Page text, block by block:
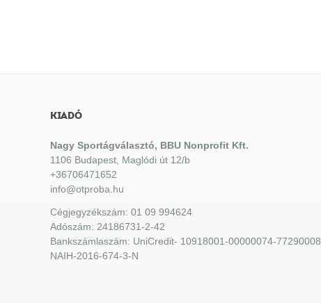
KIADÓ
Nagy Sportágválasztó, BBU Nonprofit Kft.
1106 Budapest, Maglódi út 12/b
+36706471652
info@otproba.hu
Cégjegyzékszám: 01 09 994624
Adószám: 24186731-2-42
Bankszámlaszám: UniCredit- 10918001-00000074-77290008
NAIH-2016-674-3-N